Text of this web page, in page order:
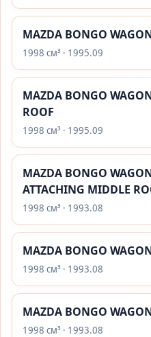
MAZDA BONGO
1998 см³ · 1995.09
MAZDA BONGO
ROOF
1998 см³ · 1995.09
MAZDA BONGO
ATTACHING MIDDLE
1998 см³ · 1993.08
MAZDA BONGO
1998 см³ · 1993.08
MAZDA BONGO
1998 см³ · 1993.08